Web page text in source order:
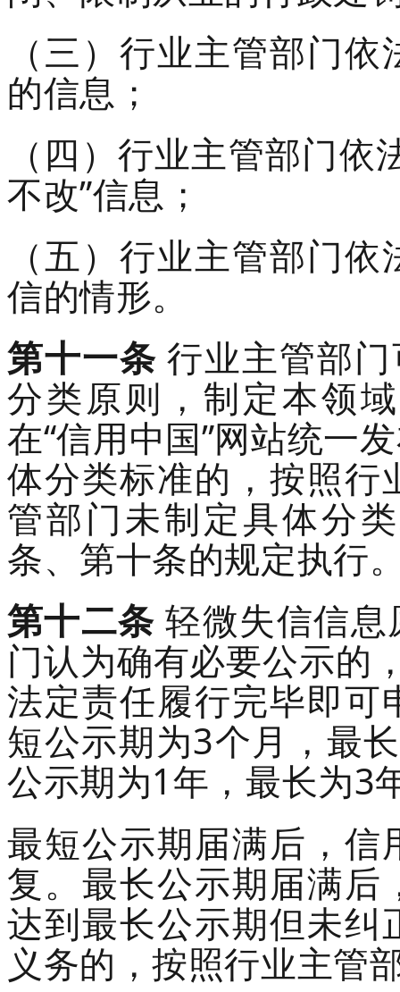
（三）行业主管部门
的信息；
（四）行业主管部门依
不改”信息；
（五）行业主管部门
信的情形。
第十一条 行业主管部
分类原则，制定本领
在“信用中国”网站统一
体分类标准的，按照行
管部门未制定具体分
条、第十条的规定执行
第十二条轻微失信信
门认为确有必要公示的
法定责任履行完毕即
短公示期为3个月，最
公示期为1年，最长为3
最短公示期届满后，信
复。最长公示期届满后
达到最长公示期但未纠
义务的，按照行业主管